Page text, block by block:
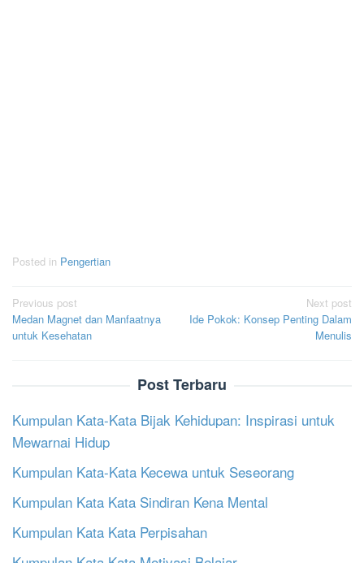
Posted in Pengertian
Post
navigation
Previous post
Medan Magnet dan Manfaatnya
untuk Kesehatan
Next post
Ide Pokok: Konsep Penting Dalam
Menulis
Post Terbaru
Kumpulan Kata-Kata Bijak Kehidupan: Inspirasi untuk
Mewarnai Hidup
Kumpulan Kata-Kata Kecewa untuk Seseorang
Kumpulan Kata Kata Sindiran Kena Mental
Kumpulan Kata Kata Perpisahan